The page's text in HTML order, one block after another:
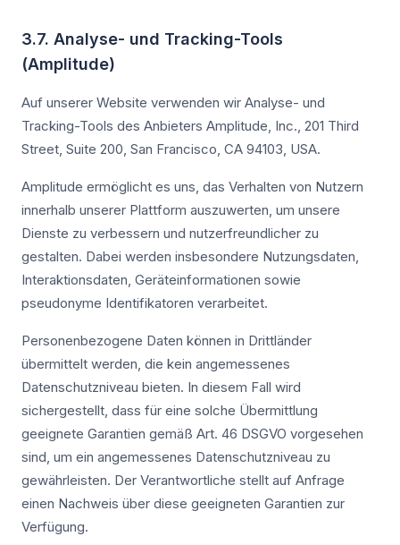
3.7. Analyse- und Tracking-Tools
(Amplitude)
Auf unserer Website verwenden wir Analyse- und
Tracking-Tools des Anbieters Amplitude, Inc., 201 Third
Street, Suite 200, San Francisco, CA 94103, USA.
Amplitude ermöglicht es uns, das Verhalten von Nutzern
innerhalb unserer Plattform auszuwerten, um unsere
Dienste zu verbessern und nutzerfreundlicher zu
gestalten. Dabei werden insbesondere Nutzungsdaten,
Interaktionsdaten, Geräteinformationen sowie
pseudonyme Identifikatoren verarbeitet.
Personenbezogene Daten können in Drittländer
übermittelt werden, die kein angemessenes
Datenschutzniveau bieten. In diesem Fall wird
sichergestellt, dass für eine solche Übermittlung
geeignete Garantien gemäß Art. 46 DSGVO vorgesehen
sind, um ein angemessenes Datenschutzniveau zu
gewährleisten. Der Verantwortliche stellt auf Anfrage
einen Nachweis über diese geeigneten Garantien zur
Verfügung.